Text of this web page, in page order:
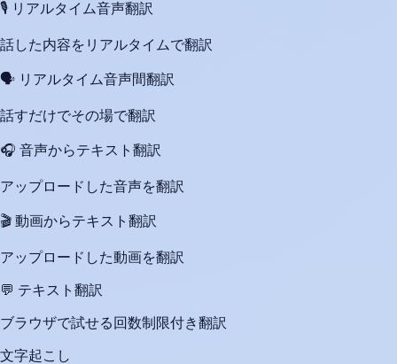
🎙️ リアルタイム音声翻訳
話した内容をリアルタイムで翻訳
🗣️ リアルタイム音声間翻訳
話すだけでその場で翻訳
🎧 音声からテキスト翻訳
アップロードした音声を翻訳
🎬 動画からテキスト翻訳
アップロードした動画を翻訳
💬 テキスト翻訳
ブラウザで試せる回数制限付き翻訳
文字起こし